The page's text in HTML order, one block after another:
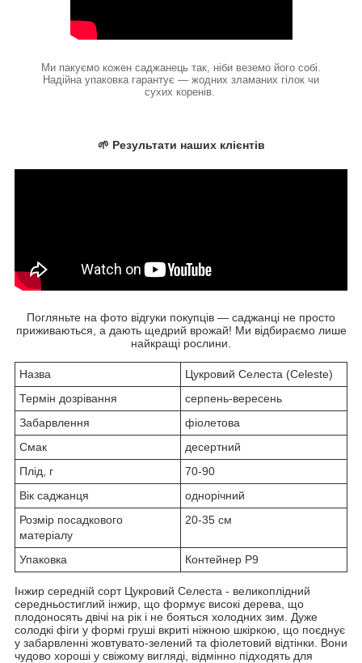
Ми пакуємо кожен саджанець так, ніби веземо його собі.
Надійна упаковка гарантує — жодних зламаних гілок чи
сухих коренів.
🌱 Результати наших клієнтів
Погляньте на фото відгуки покупців — саджанці не просто
приживаються, а дають щедрий врожай! Ми відбираємо лише
найкращі рослини.
Назва Цукровий Селеста (Celeste)
Термін дозрівання
серпень-вересень
Забарвлення
фіолетова
Смак
десертний
Плід, г
70-90
Вік саджанця
однорічний
Розмір посадкового
матеріалу
20-35 см
Упаковка Контейнер Р9
Інжир середній сорт Цукровий Селеста - великоплідний
середньостиглий інжир, що формує високі дерева, що
плодоносять двічі на рік і не бояться холодних зим. Дуже
солодкі фіги у формі груші вкриті ніжною шкіркою, що поєднує
у забарвленні жовтувато-зелений та фіолетовий відтінки. Вони
чудово хороші у свіжому вигляді, відмінно підходять для